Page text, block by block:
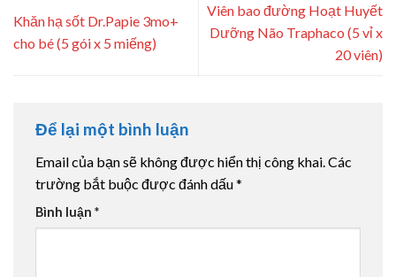
Khăn hạ sốt Dr.Papie 3mo+
cho bé (5 gói x 5 miếng)
Viên bao đường Hoạt Huyết
Dưỡng Não Traphaco (5 vỉ x
20 viên)
Để lại một bình luận
Email của bạn sẽ không được hiển thị công khai.Các
trường bắt buộc được đánh dấu*
Bình luận *